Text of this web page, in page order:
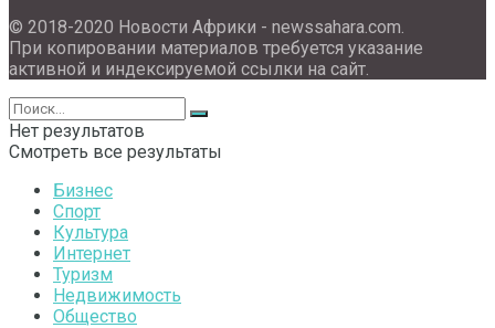
© 2018-2020 Новости Африки - newssahara.com.
При копировании материалов требуется указание
активной и индексируемой ссылки на сайт.
Нет результатов
Смотреть все результаты
Бизнес
Спорт
Культура
Интернет
Туризм
Недвижимость
Общество